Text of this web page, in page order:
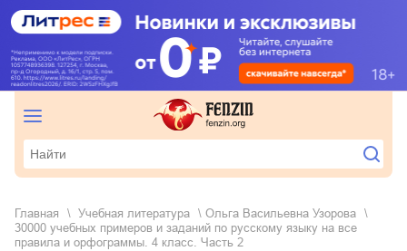
Главная учебная литература
Ольга Васильевна Узорова
30000 учебных примеров и заданий по русскому языку на все
правила и орфограммы. 4 класс. Часть 2